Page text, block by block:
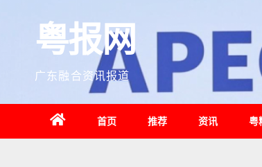
粤报网
广东融合资讯报道
首页 推荐 资讯 粤